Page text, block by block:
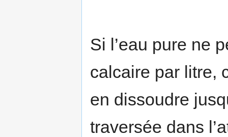
Si l’eau pure ne
calcaire par litre,
en dissoudre
traversée dans